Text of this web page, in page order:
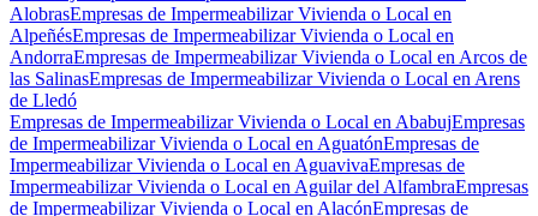
AlobrasEmpresas de Impermeabilizar Vivienda o Local en
AlpeñésEmpresas de Impermeabilizar Vivienda o Local en
AndorraEmpresas de Impermeabilizar Vivienda o Local en Arcos de
las SalinasEmpresas de Impermeabilizar Vivienda o Local en Arens
de Lledó
Empresas de Impermeabilizar Vivienda o Local en AbabujEmpresas
de Impermeabilizar Vivienda o Local en AguatónEmpresas de
Impermeabilizar Vivienda o Local en AguavivaEmpresas de
Impermeabilizar Vivienda o Local en Aguilar del AlfambraEmpresas
de Impermeabilizar Vivienda o Local en AlacónEmpresas de